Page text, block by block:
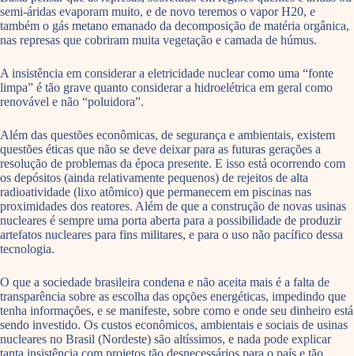
semi-áridas evaporam muito, e de novo teremos o vapor H20, e
também o gás metano emanado da decomposição de matéria orgânica,
nas represas que cobriram muita vegetação e camada de húmus.
A insistência em considerar a eletricidade nuclear como uma “fonte
limpa” é tão grave quanto considerar a hidroelétrica em geral como
renovável e não “poluidora”.
Além das questões econômicas, de segurança e ambientais, existem
questões éticas que não se deve deixar para as futuras gerações a
resolução de problemas da época presente. E isso está ocorrendo com
os depósitos (ainda relativamente pequenos) de rejeitos de alta
radioatividade (lixo atômico) que permanecem em piscinas nas
proximidades dos reatores. Além de que a construção de novas usinas
nucleares é sempre uma porta aberta para a possibilidade de produzir
artefatos nucleares para fins militares, e para o uso não pacífico dessa
tecnologia.
O que a sociedade brasileira condena e não aceita mais é a falta de
transparência sobre as escolha das opções energéticas, impedindo que
tenha informações, e se manifeste, sobre como e onde seu dinheiro está
sendo investido. Os custos econômicos, ambientais e sociais de usinas
nucleares no Brasil (Nordeste) são altíssimos, e nada pode explicar
tanta insistência com projetos tão desnecessários para o país e tão